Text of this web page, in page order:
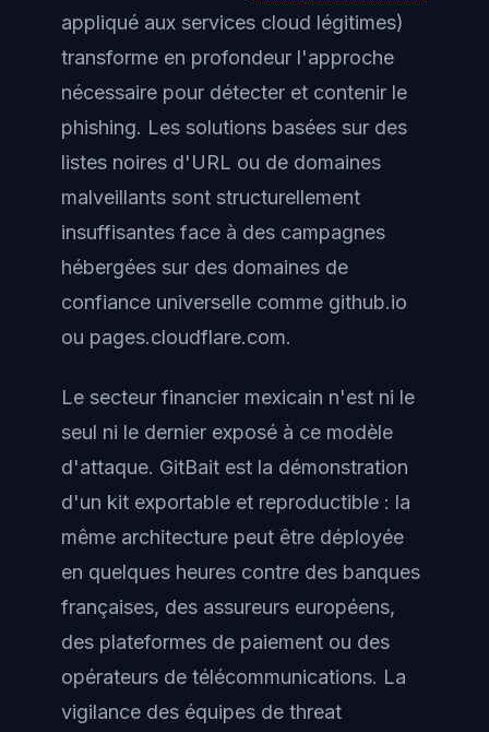
appliqué aux services cloud légitimes)
transforme en profondeur l'approche
nécessaire pour détecter et contenir le
phishing. Les solutions basées sur des
listes noires d'URL ou de domaines
malveillants sont structurellement
insuffisantes face à des campagnes
hébergées sur des domaines de
confiance universelle comme github.io
ou pages.cloudflare.com.
Le secteur financier mexicain n'est ni le
seul ni le dernier exposé à ce modèle
d'attaque. GitBait est la démonstration
d'un kit exportable et reproductible : la
même architecture peut être déployée
en quelques heures contre des banques
françaises, des assureurs européens,
des plateformes de paiement ou des
opérateurs de télécommunications. La
vigilance des équipes de threat